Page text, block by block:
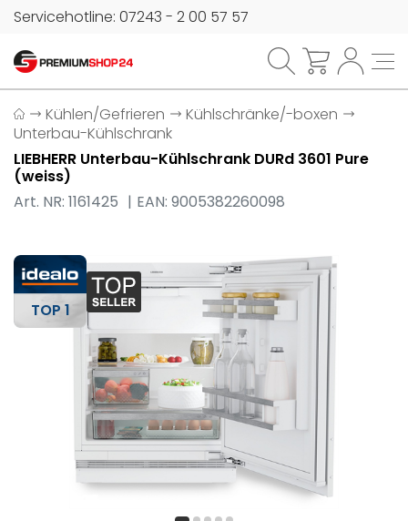
Servicehotline: 07243 - 2 00 57 57
Kühlen/Gefrieren
Kühlschränke/-boxen
Unterbau-Kühlschrank
LIEBHERR Unterbau-Kühlschrank DURd 3601 Pure
(weiss)
Art. NR: 1161425
EAN: 9005382260098
TOP 1